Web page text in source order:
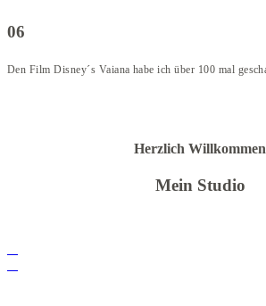
06
Den Film Disney´s Vaiana habe ich über 100 mal
Herzlich Willkommen
Mein Studio